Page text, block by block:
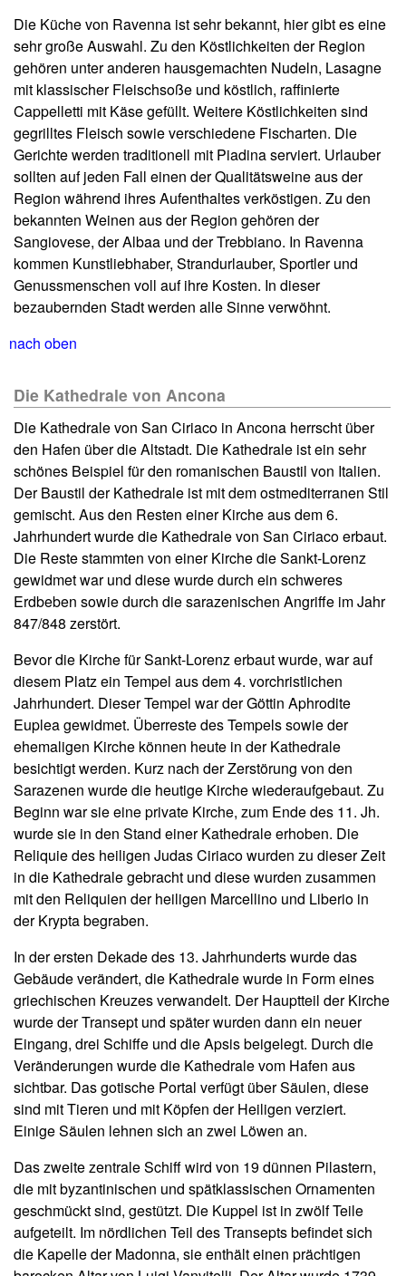
Die Küche von Ravenna ist sehr bekannt, hier gibt es eine
sehr große Auswahl. Zu den Köstlichkeiten der Region
gehören unter anderen hausgemachten Nudeln, Lasagne
mit klassischer Fleischsoße und köstlich, raffinierte
Cappelletti mit Käse gefüllt. Weitere Köstlichkeiten sind
gegrilltes Fleisch sowie verschiedene Fischarten. Die
Gerichte werden traditionell mit Piadina serviert. Urlauber
sollten auf jeden Fall einen der Qualitätsweine aus der
Region während ihres Aufenthaltes verköstigen. Zu den
bekannten Weinen aus der Region gehören der
Sangiovese, der Albaa und der Trebbiano. In Ravenna
kommen Kunstliebhaber, Strandurlauber, Sportler und
Genussmenschen voll auf ihre Kosten. In dieser
bezaubernden Stadt werden alle Sinne verwöhnt.
nach oben
Die Kathedrale von Ancona
Die Kathedrale von San Ciriaco in Ancona herrscht über
den Hafen über die Altstadt. Die Kathedrale ist ein sehr
schönes Beispiel für den romanischen Baustil von Italien.
Der Baustil der Kathedrale ist mit dem ostmediterranen Stil
gemischt. Aus den Resten einer Kirche aus dem 6.
Jahrhundert wurde die Kathedrale von San Ciriaco erbaut.
Die Reste stammten von einer Kirche die Sankt-Lorenz
gewidmet war und diese wurde durch ein schweres
Erdbeben sowie durch die sarazenischen Angriffe im Jahr
847/848 zerstört.
Bevor die Kirche für Sankt-Lorenz erbaut wurde, war auf
diesem Platz ein Tempel aus dem 4. vorchristlichen
Jahrhundert. Dieser Tempel war der Göttin Aphrodite
Euplea gewidmet. Überreste des Tempels sowie der
ehemaligen Kirche können heute in der Kathedrale
besichtigt werden. Kurz nach der Zerstörung von den
Sarazenen wurde die heutige Kirche wiederaufgebaut. Zu
Beginn war sie eine private Kirche, zum Ende des 11. Jh.
wurde sie in den Stand einer Kathedrale erhoben. Die
Reliquie des heiligen Judas Ciriaco wurden zu dieser Zeit
in die Kathedrale gebracht und diese wurden zusammen
mit den Reliquien der heiligen Marcellino und Liberio in
der Krypta begraben.
In der ersten Dekade des 13. Jahrhunderts wurde das
Gebäude verändert, die Kathedrale wurde in Form eines
griechischen Kreuzes verwandelt. Der Hauptteil der Kirche
wurde der Transept und später wurden dann ein neuer
Eingang, drei Schiffe und die Apsis beigelegt. Durch die
Veränderungen wurde die Kathedrale vom Hafen aus
sichtbar. Das gotische Portal verfügt über Säulen, diese
sind mit Tieren und mit Köpfen der Heiligen verziert.
Einige Säulen lehnen sich an zwei Löwen an.
Das zweite zentrale Schiff wird von 19 dünnen Pilastern,
die mit byzantinischen und spätklassischen Ornamenten
geschmückt sind, gestützt. Die Kuppel ist in zwölf Teile
aufgeteilt. Im nördlichen Teil des Transepts befindet sich
die Kapelle der Madonna, sie enthält einen prächtigen